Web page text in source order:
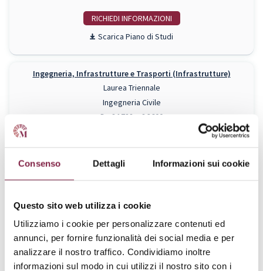
Consenso Dettagli Informazioni sui cookie
Questo sito web utilizza i cookie
Utilizziamo i cookie per personalizzare contenuti ed
annunci, per fornire funzionalità dei social media e per
analizzare il nostro traffico. Condividiamo inoltre
informazioni sul modo in cui utilizzi il nostro sito con i
RICHIEDI INFO
Piano di Studi
Ingegneria, Infrastrutture e Trasporti (Infrastrutture)
Laurea Triennale
Ingegneria Civile
Da € 1788 a € 3600
Piano di Studi
Laurea Triennale
Ingegneria Civile
Da € 1788 a € 3600
RICHIEDI INFO